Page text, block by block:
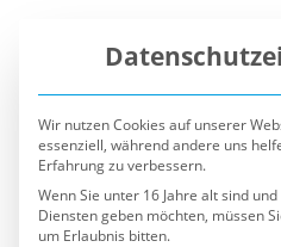
Wir nutzen Cookies auf unserer
essenziell, während andere uns
Erfahrung zu verbessern.
Wenn Sie unter 16 Jahre alt sind
Diensten geben möchten, müssen
um Erlaubnis bitten.